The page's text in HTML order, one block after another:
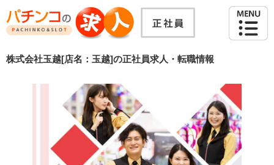
株式会社玉越[店名：玉越]の正社員求人・転職情報